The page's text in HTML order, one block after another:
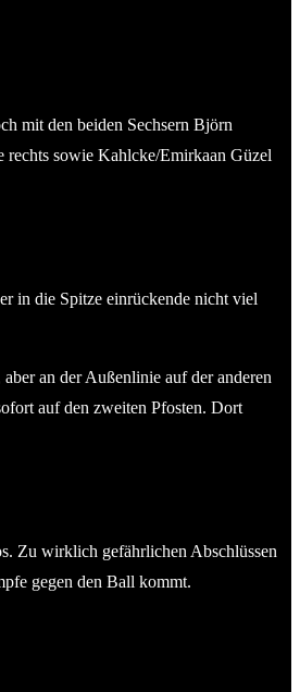
mit den beiden Sechsern Björn
sowie Kahlcke/Emirkaan Güzel
in die Spitze einrückende nicht viel
an der Außenlinie auf der anderen
auf den zweiten Pfosten. Dort
Zu wirklich gefährlichen Abschlüssen
gegen den Ball kommt.